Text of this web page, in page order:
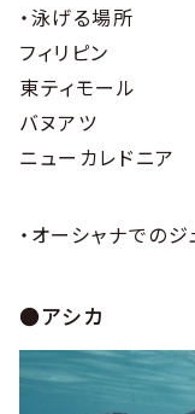
・泳げる場所
フィリピン
東ティモール
バヌアツ
ニューカレドニア
・オーシャナでの
●アシカ